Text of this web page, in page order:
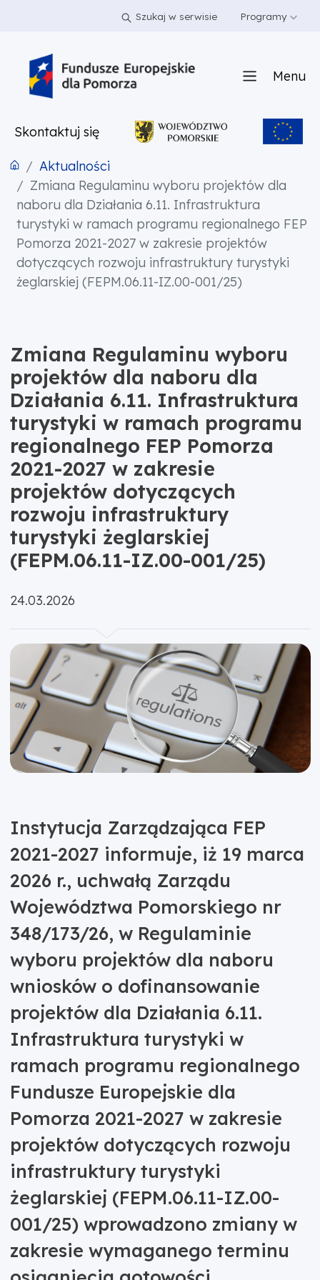
PRZEJDŹ DO TREŚCI Szukaj w serwisie Programy
Menu
Skontaktuj się
Aktualności
Zmiana Regulaminu wyboru projektów dla
naboru dla Działania 6.11. Infrastruktura
turystyki w ramach programu regionalnego FEP
Pomorza 2021-2027 w zakresie projektów
dotyczących rozwoju infrastruktury turystyki
żeglarskiej (FEPM.06.11-IZ.00-001/25)
Zmiana Regulaminu wyboru
projektów dla naboru dla
Działania 6.11. Infrastruktura
turystyki w ramach programu
regionalnego FEP Pomorza
2021-2027 w zakresie
projektów dotyczących
rozwoju infrastruktury
turystyki żeglarskiej
(FEPM.06.11-IZ.00-001/25)
Opublikowano:
24.03.2026
Instytucja Zarządzająca FEP
2021-2027 informuje, iż 19 marca
2026 r., uchwałą Zarządu
Województwa Pomorskiego nr
348/173/26, w Regulaminie
wyboru projektów dla naboru
wniosków o dofinansowanie
projektów dla Działania 6.11.
Infrastruktura turystyki w
ramach programu regionalnego
Fundusze Europejskie dla
Pomorza 2021-2027 w zakresie
projektów dotyczących rozwoju
infrastruktury turystyki
żeglarskiej (FEPM.06.11-IZ.00-
001/25) wprowadzono zmiany w
zakresie wymaganego terminu